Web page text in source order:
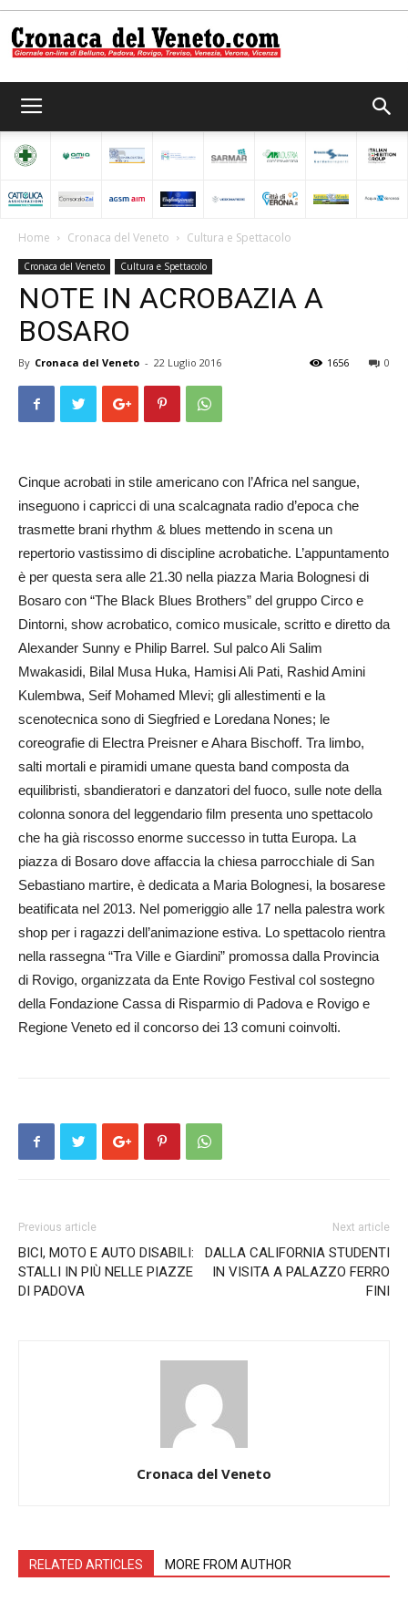
del
Veneto
Home Cronaca del Veneto Cultura e Spettacolo
Cronaca del Veneto Cultura e Spettacolo
NOTE IN ACROBAZIA A
BOSARO
By Cronaca del Veneto - 22 Luglio 2016 0
1656
Cinque acrobati in stile americano con l’Africa nel sangue,
inseguono i capricci di una scalcagnata radio d’epoca che
trasmette brani rhythm & blues mettendo in scena un
repertorio vastissimo di discipline acrobatiche. L’appuntamento
è per questa sera alle 21.30 nella piazza Maria Bolognesi di
Bosaro con “The Black Blues Brothers” del gruppo Circo e
Dintorni, show acrobatico, comico musicale, scritto e diretto da
Alexander Sunny e Philip Barrel. Sul palco Ali Salim
Mwakasidi, Bilal Musa Huka, Hamisi Ali Pati, Rashid Amini
Kulembwa, Seif Mohamed Mlevi; gli allestimenti e la
scenotecnica sono di Siegfried e Loredana Nones; le
coreografie di Electra Preisner e Ahara Bischoff. Tra limbo,
salti mortali e piramidi umane questa band composta da
equilibristi, sbandieratori e danzatori del fuoco, sulle note della
colonna sonora del leggendario film presenta uno spettacolo
che ha già riscosso enorme successo in tutta Europa. La
piazza di Bosaro dove affaccia la chiesa parrocchiale di San
Sebastiano martire, è dedicata a Maria Bolognesi, la bosarese
beatificata nel 2013. Nel pomeriggio alle 17 nella palestra work
shop per i ragazzi dell’animazione estiva. Lo spettacolo rientra
nella rassegna “Tra Ville e Giardini” promossa dalla Provincia
di Rovigo, organizzata da Ente Rovigo Festival col sostegno
della Fondazione Cassa di Risparmio di Padova e Rovigo e
Regione Veneto ed il concorso dei 13 comuni coinvolti.
Previous article
BICI, MOTO E AUTO DISABILI:
STALLI IN PIÙ NELLE PIAZZE
DI PADOVA
Next article
DALLA CALIFORNIA STUDENTI
IN VISITA A PALAZZO FERRO
FINI
Cronaca del Veneto
RELATED ARTICLES MORE FROM AUTHOR